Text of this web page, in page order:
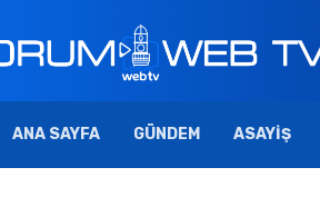
ANA SAYFA GÜNDEM ASAYIŞ